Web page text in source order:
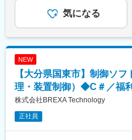
■魅力ポイント
（1）案件を見つける前にど
言語で開発したいか等の希
（4）チームを組んでPJT担
きるPJTの担当も可能
（5）新卒を定期採用してい
育成に関するスキルアップも
■業務補足：
・装置を制御するためのフ
る事が主な職務です。
・開発を行うにあたっては
置を動かすための制御方式
を、それぞれヒアリング（
・仕様策定や設計といった
までを一貫して実施いただ
■本ポジションの魅力：
・ファームウェアは製品と
給制賞与 2025実績 6.83ヶ
り、選考を通じて上下する
当を含めた表記です。
気になる
NEW
【大分県国東市】制御ソ
理・装置制御）◆C＃／福
株式会社BREXA Technology
正社員